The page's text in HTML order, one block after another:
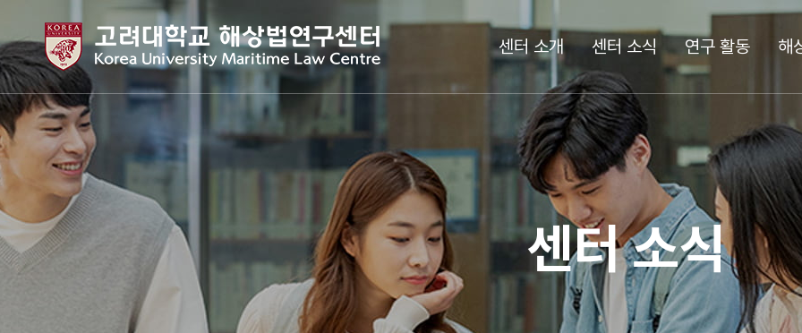
센터 소개 센터 소식 연구 활동 해
센터 소식